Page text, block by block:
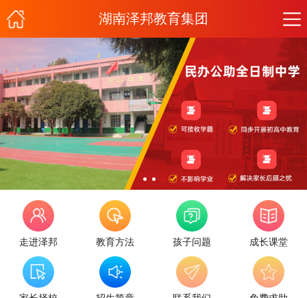
湖南泽邦教育集团
走进泽邦 教育方法 孩子问题 成长课堂